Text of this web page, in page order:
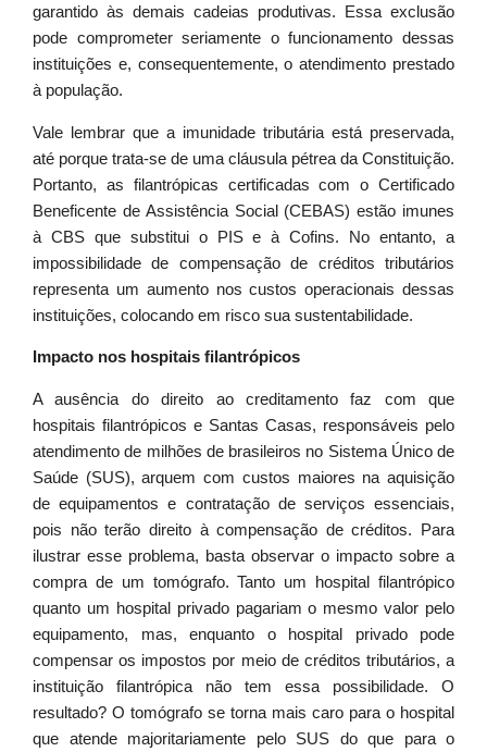
garantido às demais cadeias produtivas. Essa exclusão
pode comprometer seriamente o funcionamento dessas
instituições e, consequentemente, o atendimento prestado
à população.
Vale lembrar que a imunidade tributária está preservada,
até porque trata-se de uma cláusula pétrea da Constituição.
Portanto, as filantrópicas certificadas com o Certificado
Beneficente de Assistência Social (CEBAS) estão imunes
à CBS que substitui o PIS e à Cofins. No entanto, a
impossibilidade de compensação de créditos tributários
representa um aumento nos custos operacionais dessas
instituições, colocando em risco sua sustentabilidade.
Impacto nos hospitais filantrópicos
A ausência do direito ao creditamento faz com que
hospitais filantrópicos e Santas Casas, responsáveis pelo
atendimento de milhões de brasileiros no Sistema Único de
Saúde (SUS), arquem com custos maiores na aquisição
de equipamentos e contratação de serviços essenciais,
pois não terão direito à compensação de créditos. Para
ilustrar esse problema, basta observar o impacto sobre a
compra de um tomógrafo. Tanto um hospital filantrópico
quanto um hospital privado pagariam o mesmo valor pelo
equipamento, mas, enquanto o hospital privado pode
compensar os impostos por meio de créditos tributários, a
instituição filantrópica não tem essa possibilidade. O
resultado? O tomógrafo se torna mais caro para o hospital
que atende majoritariamente pelo SUS do que para o